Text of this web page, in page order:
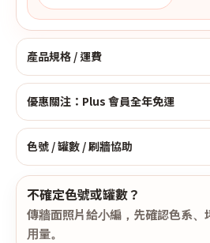
產品規格 / 運費
優惠關注：Plus 會員全年免運
色號 / 罐數 / 刷牆協助
不確定色號或罐數？
傳牆面照片給小編，先確認色系、
用量。